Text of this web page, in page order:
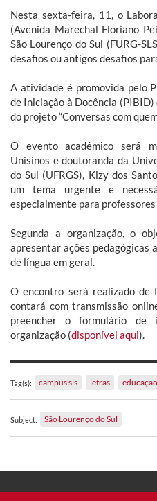
Nesta sexta-feira, 11, o
(Avenida Marechal Floriano
São Lourenço do Sul (FURG-
desafios ou antigos desafios
A atividade é promovida pelo
de Iniciação à Docência
do projeto “Conversas com
O evento acadêmico será
Unisinos e doutoranda da
do Sul (UFRGS), Kizy dos
um tema urgente e
especialmente para professores
Segunda a organização, o
apresentar ações pedagógicas
de língua em geral.
O encontro será realizado de
contará com transmissão
preencher o formulário de
organização (disponível aqui).
Tag(s): campus sls letras educação
Subject: São Lourenço do Sul